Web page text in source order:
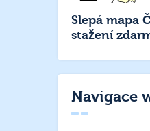
Slepá mapa
stažení
Navigace